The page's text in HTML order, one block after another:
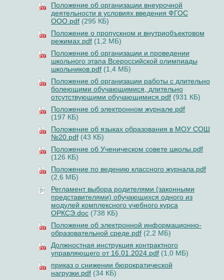
Положение об организации внеурочной
деятельности в условиях введения ФГОС
ООО.pdf (295 КБ)
Положение о пропускном и внутриобъектовом
режимах.pdf (1,2 МБ)
Положение об организации и проведении
школьного этапа Всероссийской олимпиады
школьников.pdf (1,4 МБ)
Положение об организации работы с длительно
болеющими обучающимися, длительно
отсутствующими обучающимися.pdf (931 КБ)
Положение об электронном журнале.pdf
(197 КБ)
Положение об языках образования в МОУ СОШ
№20.pdf (43 КБ)
Положение об Ученическом совете школы.pdf
(126 КБ)
Положение по ведению классного журнала.pdf
(2,6 МБ)
Регламент выбора родителями (законными
представителями) обучающихся одного из
модулей комплексного учебного курса
ОРКСЭ.doc (738 КБ)
Положение об электронной информационно-
образовательной среде.pdf (2,2 МБ)
Должностная инструкция контрактного
управляющего от 16.01.2024.pdf (1,0 МБ)
приказ о снижении бюрократической
нагрузки.pdf (34 КБ)